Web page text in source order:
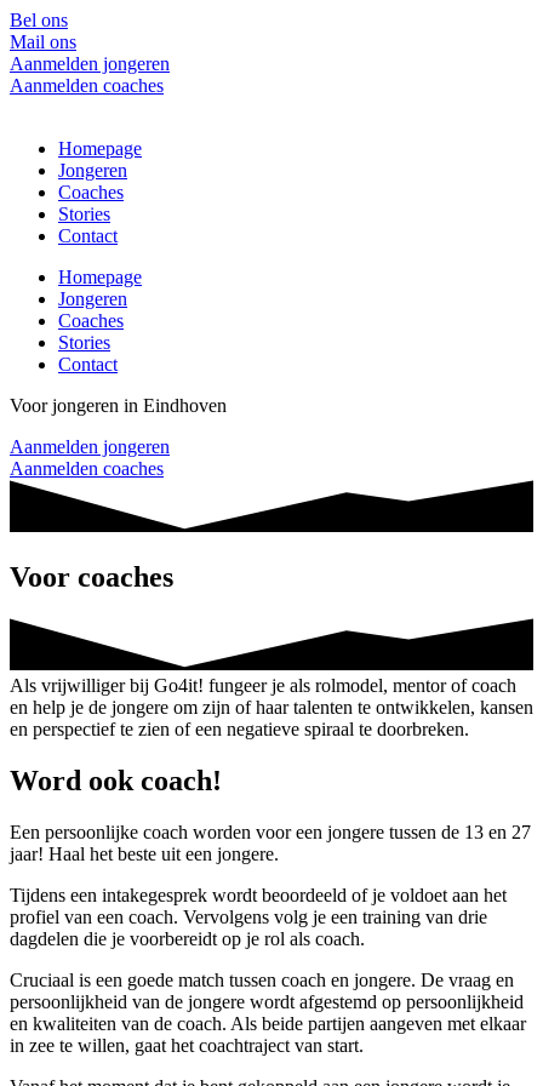
Bel ons
Mail ons
Aanmelden jongeren
Aanmelden coaches
Homepage
Jongeren
Coaches
Stories
Contact
Homepage
Jongeren
Coaches
Stories
Contact
Voor jongeren in Eindhoven
Aanmelden jongeren
Aanmelden coaches
Voor coaches
Als vrijwilliger bij Go4it! fungeer je als rolmodel, mentor of coach
en help je de jongere om zijn of haar talenten te ontwikkelen, kansen
en perspectief te zien of een negatieve spiraal te doorbreken.
Word ook coach!
Een persoonlijke coach worden voor een jongere tussen de 13 en 27
jaar! Haal het beste uit een jongere.
Tijdens een intakegesprek wordt beoordeeld of je voldoet aan het
profiel van een coach. Vervolgens volg je een training van drie
dagdelen die je voorbereidt op je rol als coach.
Cruciaal is een goede match tussen coach en jongere. De vraag en
persoonlijkheid van de jongere wordt afgestemd op persoonlijkheid
en kwaliteiten van de coach. Als beide partijen aangeven met elkaar
in zee te willen, gaat het coachtraject van start.